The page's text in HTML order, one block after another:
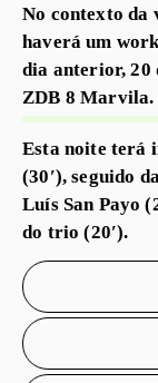
No contexto da
haverá um
dia anterior, 20
ZDB 8
Esta noite terá
(30′), seguido
Luís San Payo
do trio (20′).